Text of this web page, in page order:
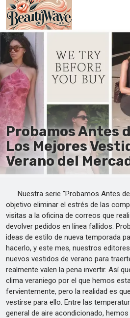
Principal
En
Es
Ru
It
De
Probamos Antes
Los Mejores
Verano del
Nuestra serie "Probamos Antes
objetivo eliminar el estrés de las
visitas a la oficina de correos que
devolver pedidos en línea fallidos.
ideas de estilo de nueva temporada
hacerlo, y este mes, nuestros
nuevos vestidos de verano para
realmente valen la pena invertir. Así
clima veraniego por el que hemos
fervientemente, pero la realidad es
vestirse para ello. Entre las
general de aire acondicionado,